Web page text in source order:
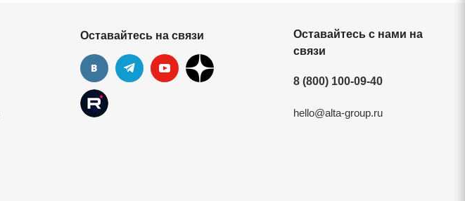
Оставайтесь на связи
Оставайтесь с нами на
связи
8 (800) 100-09-40
hello@alta-group.ru